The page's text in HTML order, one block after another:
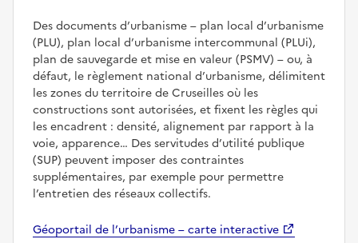
Des documents d’urbanisme – plan local d’urbanisme
(PLU), plan local d’urbanisme intercommunal (PLUi),
plan de sauvegarde et mise en valeur (PSMV) – ou, à
défaut, le règlement national d’urbanisme, délimitent
les zones du territoire de Cruseilles où les
constructions sont autorisées, et fixent les règles qui
les encadrent : densité, alignement par rapport à la
voie, apparence… Des servitudes d’utilité publique
(SUP) peuvent imposer des contraintes
supplémentaires, par exemple pour permettre
l’entretien des réseaux collectifs.
Géoportail de l’urbanisme – carte interactive